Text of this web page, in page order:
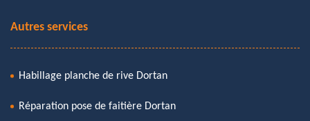
Autres services
Habillage planche de rive Dortan
Réparation pose de faitière Dortan